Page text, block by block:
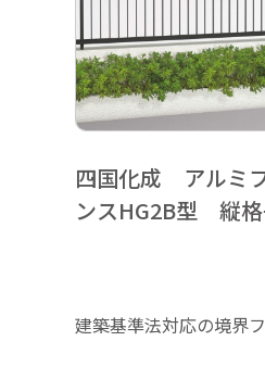
四国化成 アルミ
ンスHG2B型 縦
建築基準法対応の境界